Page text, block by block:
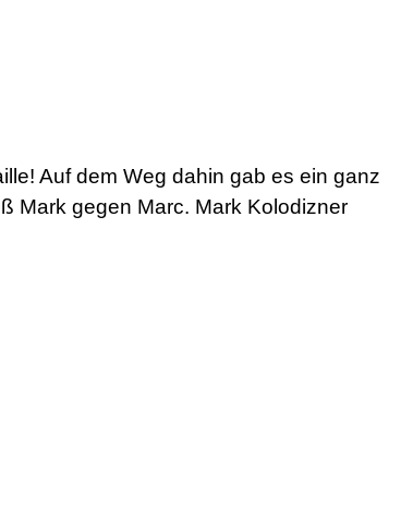
Auf dem Weg dahin gab es ein ganz
Mark gegen Marc. Mark Kolodizner